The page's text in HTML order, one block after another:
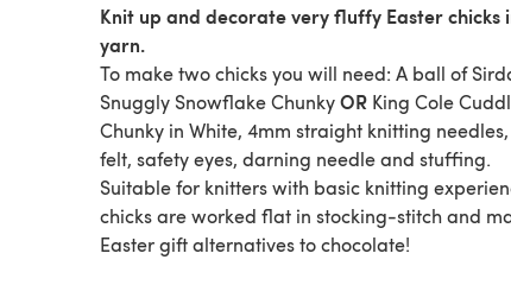
Knit up and decorate very fluffy Easter chicks
yarn.
To make two chicks you will need: A ball of
Snuggly Snowflake ChunkyOR King Cole
Chunky in White, 4mm straight knitting
felt, safety eyes, darning needle and stuffing.
Suitable for knitters with basic knitting
chicks are worked flat in stocking-stitch and
Easter gift alternatives to chocolate!